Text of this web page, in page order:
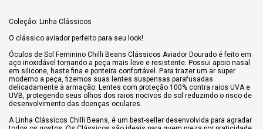
Coleção: Linha Clássicos
O clássico aviador perfeito para seu look!
Óculos de Sol Feminino Chilli Beans Clássicos Aviador Dourado é feito em
aço inoxidável tornando a peça mais leve e resistente. Possui apoio nasal
em silicone, haste fina e ponteira confortável. Para trazer um ar super
moderno a peça, fizemos suas lentes suspensas parafusadas
delicadamente à armação. Lentes com proteção 100% contra raios UVA e
UVB, protegendo seus olhos dos raios nocivos do sol reduzindo o risco de
desenvolvimento das doenças oculares.
A Linha Clássicos Chilli Beans, é um best-seller desenvolvida para agradar